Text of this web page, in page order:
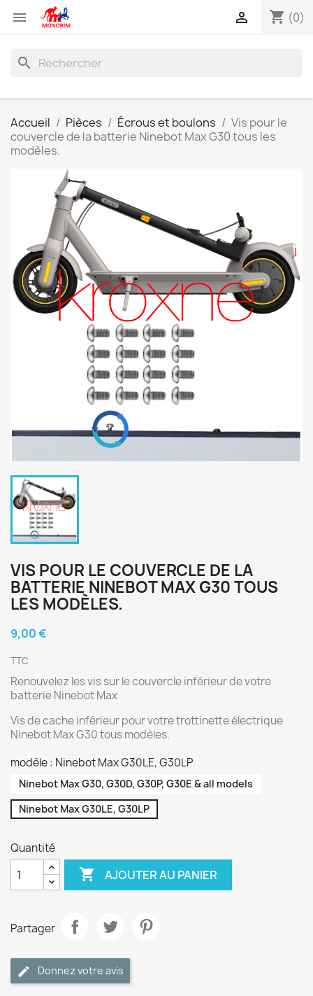
 shopping_cart (0)

search
Accueil Pièces Écrous et boulons
Vis pour le
couvercle de la batterie Ninebot Max G30 tous les
modèles.
VIS POUR LE COUVERCLE DE LA
BATTERIE NINEBOT MAX G30 TOUS
LES MODÈLES.
9,00 €
TTC
Renouvelez les vis sur le couvercle inférieur de votre
batterie Ninebot Max
Vis de cache inférieur pour votre trottinette électrique
Ninebot Max G30 tous modèles.
modèle : Ninebot Max G30LE, G30LP
Ninebot Max G30, G30D, G30P, G30E & all models
Ninebot Max G30LE, G30LP
Quantité
 AJOUTER AU PANIER
Partager
Donnez votre avis